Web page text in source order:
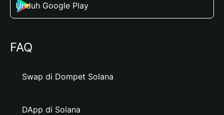
Unduh Google Play
FAQ
Swap di Dompet Solana
DApp di Solana